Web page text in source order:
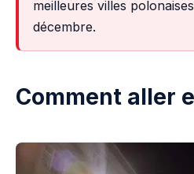
meilleures villes
décembre.
Comment aller